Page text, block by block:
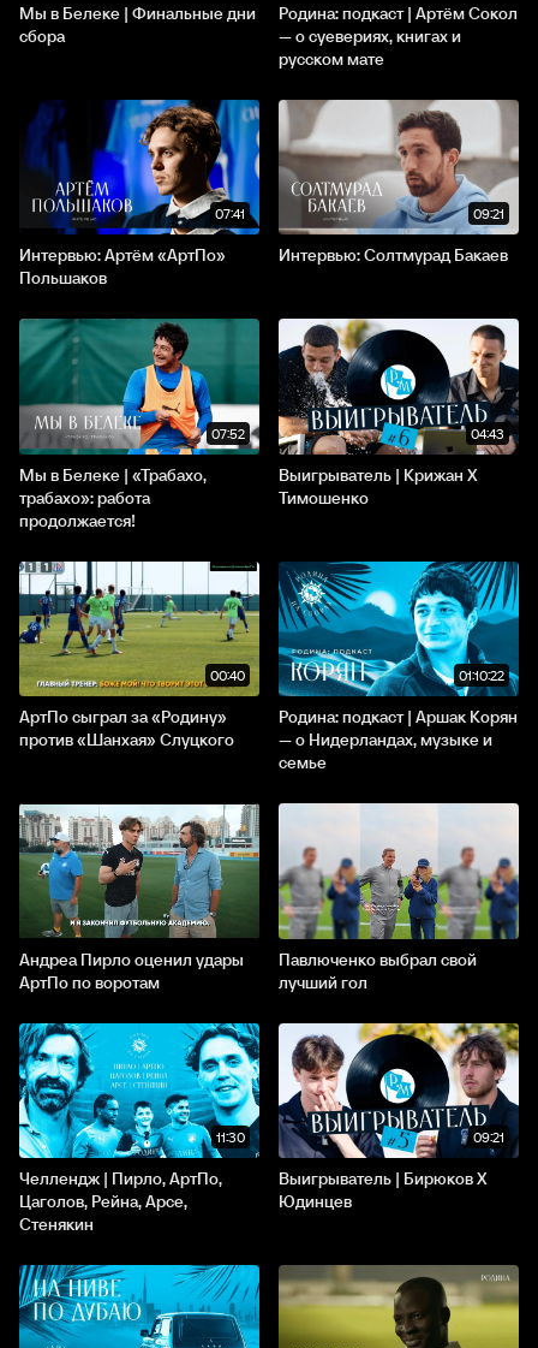
Мы в Белеке | Финальные дни
сбора
Родина: подкаст | Артём Сокол
— о суевериях, книгах и
русском мате
07:41
Интервью: Артём «АртПо»
Польшаков
09:21
Интервью: Солтмурад Бакаев
07:52
Мы в Белеке | «Трабахо,
трабахо»: работа
продолжается!
04:43
Выигрыватель | Крижан X
Тимошенко
00:40
АртПо сыграл за «Родину»
против «Шанхая» Слуцкого
01:10:22
Родина: подкаст | Аршак Корян
— о Нидерландах, музыке и
семье
Андреа Пирло оценил удары
АртПо по воротам
Павлюченко выбрал свой
лучший гол
11:30
Челлендж | Пирло, АртПо,
Цаголов, Рейна, Арсе,
Стенякин
09:21
Выигрыватель | Бирюков X
Юдинцев